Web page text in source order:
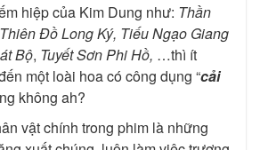
hiệp của Kim Dung như: Thần
Đồ Long Ký, Tiếu Ngạo Giang
Bộ, Tuyết Sơn Phi Hồ, …thì ít
một loài hoa có công dụng “cải
không ah?
vật chính trong phim là những